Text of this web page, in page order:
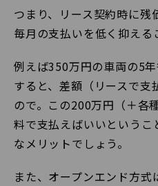
つまり、リース契約時に残
毎月の支払いを低く抑える
例えば350万円の車両の5
すると、差額（リースで
ので。この200万円（＋各
料で支払えばいいというこ
なメリットでしょう。
また、オープンエンド方